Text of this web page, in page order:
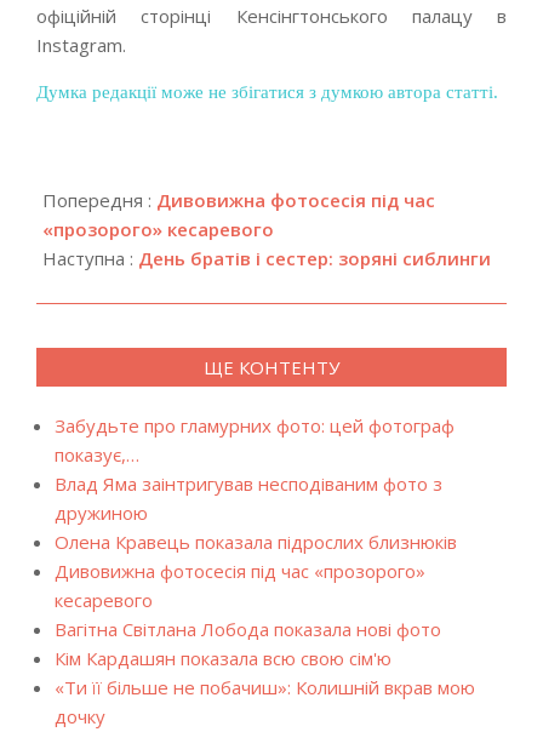
офіційній сторінці Кенсінгтонського палацу в
Instagram.
Думка редакції може не збігатися з думкою автора статті.
04-
16
Попередня : Дивовижна фотосесія під час
«прозорого» кесаревого
Наступна : День братів і сестер: зоряні сиблинги
ЩЕ КОНТЕНТУ
Забудьте про гламурних фото: цей фотограф
показує,…
Влад Яма заінтригував несподіваним фото з
дружиною
Олена Кравець показала підрослих близнюків
Дивовижна фотосесія під час «прозорого»
кесаревого
Вагітна Світлана Лобода показала нові фото
Кім Кардашян показала всю свою сім'ю
«Ти її більше не побачиш»: Колишній вкрав мою
дочку